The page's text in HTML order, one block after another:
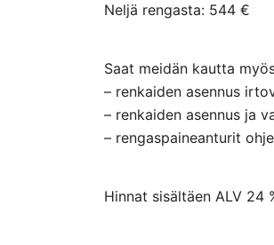
Neljä rengasta: 544 €
Saat meidän kautta
– renkaiden asennus
– renkaiden asennus ja
– rengaspaineanturit
Hinnat sisältäen ALV 24